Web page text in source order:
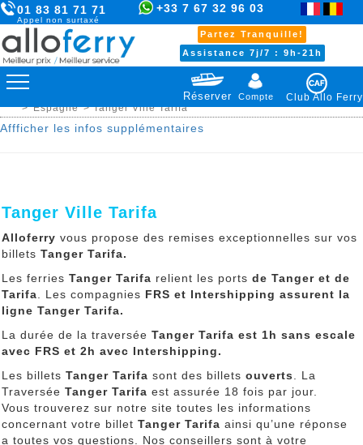
01 83 81 71 71
Appel non surtaxé
+33 7 67 32 96 03
Partez Tranquille!
Assistance 7j/7 : 9h-21h
Réserver Compte
Club Allo Ferry
>Espagne> Tanger Ville Tarifa
Affficher les infos supplémentaires
Tanger Ville Tarifa
Alloferry vous propose des remises exceptionnelles sur vos
billets Tanger Tarifa.
Les ferries Tanger Tarifa relient les ports de Tanger et de
Tarifa . Les compagnies FRS et Intershipping assurent la
ligne Tanger Tarifa.
La durée de la traversée Tanger Tarifa est 1h sans escale
avec FRS et 2h avec Intershipping.
Les billets Tanger Tarifa sont des billets ouverts
. La
Traversée Tanger Tarifa est assurée 18 fois par jour.
Vous trouverez sur notre site toutes les informations
concernant votre billet Tanger Tarifa ainsi qu’une réponse
a toutes vos questions. Nos conseillers sont à votre